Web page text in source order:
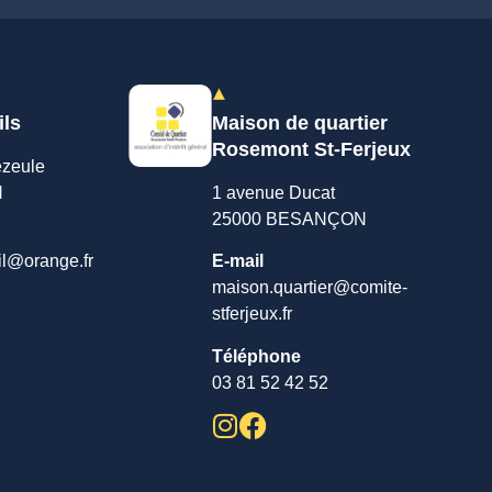
Maison de quartier
Rosemont St-Ferjeux
1 avenue Ducat
25000 BESANÇON
E-mail
maison.quartier@comite-
stferjeux.fr
Téléphone
03 81 52 42 52